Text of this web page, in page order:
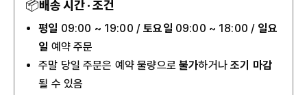
📦배송 시간 · 조건
평일 09:00 ~ 19:00 /토요일 09:00 ~ 18:00 / 일요
일 예약 주문
주말 당일 주문은 예약 물량으로불가하거나조기 마감
될 수 있음